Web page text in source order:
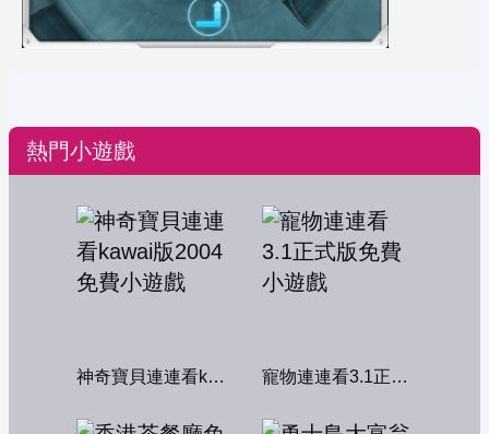
熱門小遊戲
神奇寶貝連連看kawai版2004 寵物連連看3.1正式版